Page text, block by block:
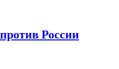
России